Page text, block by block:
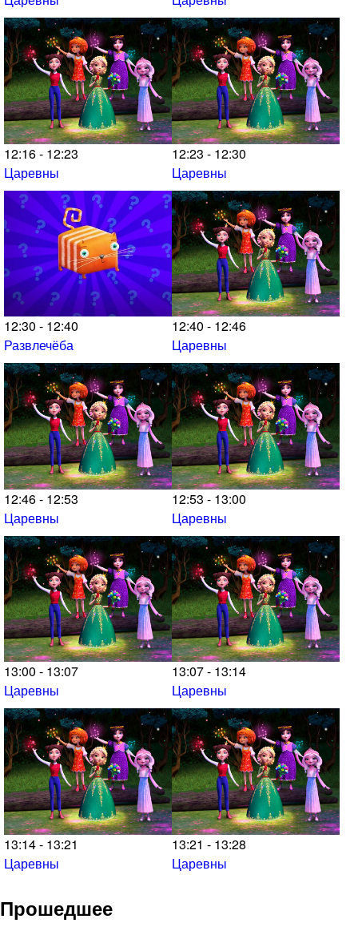
12:16 - 12:23
Царевны
12:23 - 12:30
Царевны
12:30 - 12:40
Развлечёба
12:40 - 12:46
Царевны
12:46 - 12:53
Царевны
12:53 - 13:00
Царевны
13:00 - 13:07
Царевны
13:07 - 13:14
Царевны
13:14 - 13:21
Царевны
13:21 - 13:28
Царевны
Прошедшее